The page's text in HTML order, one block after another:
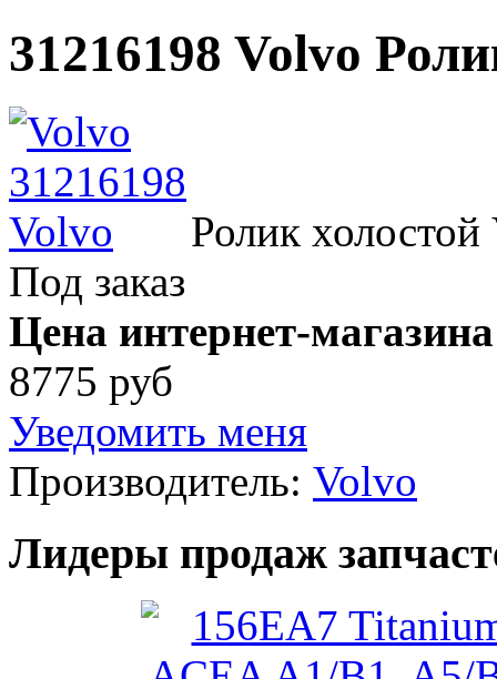
31216198 Volvo
Ролик
Под заказ
Цена интернет-
8775 руб
Уведомить меня
Производитель: Volvo
Лидеры продаж